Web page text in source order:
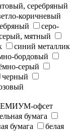
серебряный
коричневый
серо-
мятный
синий металлик
бордовый
серый
черный
офсет
бумага
бумага
белая